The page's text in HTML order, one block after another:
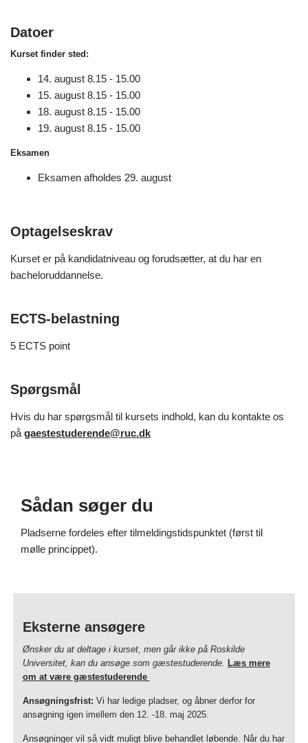
Datoer
Kurset finder sted:
14. august 8.15 - 15.00
15. august 8.15 - 15.00
18. august 8.15 - 15.00
19. august 8.15 - 15.00
Eksamen
Eksamen afholdes 29. august
Optagelseskrav
Kurset er på kandidatniveau og forudsætter, at du har en
bacheloruddannelse.
ECTS-belastning
5 ECTS point
Spørgsmål
Hvis du har spørgsmål til kursets indhold, kan du kontakte os
på gaestestuderende@ruc.dk
Sådan søger du
Pladserne fordeles efter tilmeldingstidspunktet (først til
mølle princippet).
Eksterne ansøgere
Ønsker du at deltage i kurset, men går ikke på Roskilde
Universitet, kan du ansøge som gæstestuderende. Læs mere
om at være gæstestuderende
Ansøgningsfrist: Vi har ledige pladser, og åbner derfor for
ansøgning igen imellem den 12. -18. maj 2025.
Ansøgninger vil så vidt muligt blive behandlet løbende. Når du har